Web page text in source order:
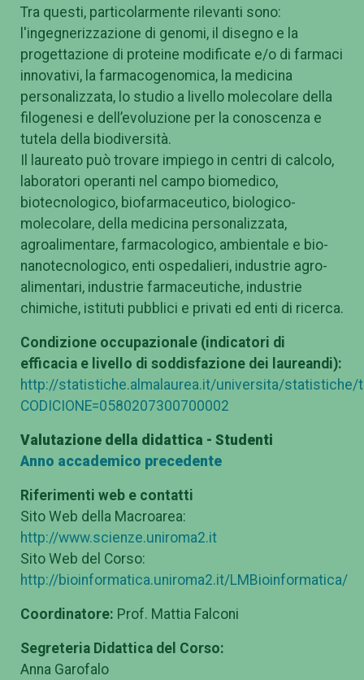
Tra questi, particolarmente rilevanti sono:
l'ingegnerizzazione di genomi, il disegno e la
progettazione di proteine modificate e/o di farmaci
innovativi, la farmacogenomica, la medicina
personalizzata, lo studio a livello molecolare della
filogenesi e dell’evoluzione per la conoscenza e
tutela della biodiversità.
Il laureato può trovare impiego in centri di calcolo,
laboratori operanti nel campo biomedico,
biotecnologico, biofarmaceutico, biologico-
molecolare, della medicina personalizzata,
agroalimentare, farmacologico, ambientale e bio-
nanotecnologico, enti ospedalieri, industrie agro-
alimentari, industrie farmaceutiche, industrie
chimiche, istituti pubblici e privati ed enti di ricerca.
Condizione occupazionale (indicatori di
efficacia e livello di soddisfazione dei laureandi):
http://statistiche.almalaurea.it/universita/statistiche/
CODICIONE=0580207300700002
Valutazione della didattica - Studenti
Anno accademico precedente
Riferimenti web e contatti
Sito Web della Macroarea:
http://www.scienze.uniroma2.it
Sito Web del Corso:
http://bioinformatica.uniroma2.it/LMBioinformatica/
Coordinatore: Prof. Mattia Falconi
Segreteria Didattica del Corso:
Anna Garofalo